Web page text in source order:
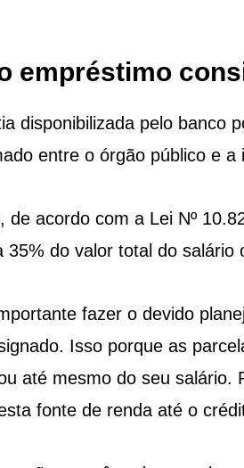
empréstimo
disponibilizada pelo banco
entre o órgão público e a
de acordo com a Lei Nº
35% do valor total do salário
fazer o devido
Isso porque as
até mesmo do seu salário.
fonte de renda até o